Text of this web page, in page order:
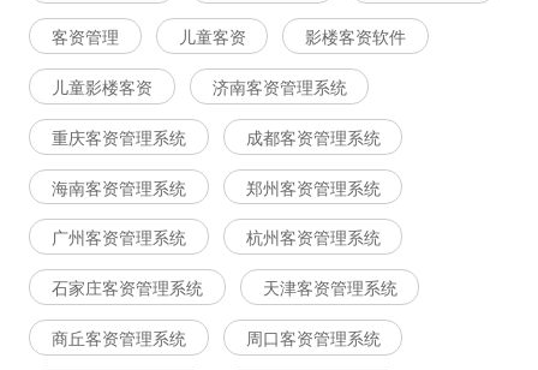
客资管理 儿童客资 影楼客资软件
儿童影楼客资 济南客资管理系统
重庆客资管理系统 成都客资管理系统
海南客资管理系统 郑州客资管理系统
广州客资管理系统 杭州客资管理系统
石家庄客资管理系统 天津客资管理系统
商丘客资管理系统 周口客资管理系统